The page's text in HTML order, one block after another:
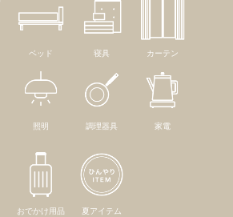
ベッド 寝具 カーテン
照明 調理器具 家電
おでかけ用品 夏アイテム